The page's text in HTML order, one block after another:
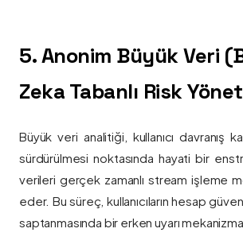
5. Anonim Büyük Veri
Zeka Tabanlı Risk
Büyük veri analitiği, kullanıcı davranış
sürdürülmesi noktasında hayati bir
verileri gerçek zamanlı stream işleme
eder. Bu süreç, kullanıcıların hesap
saptanmasında bir erken uyarı